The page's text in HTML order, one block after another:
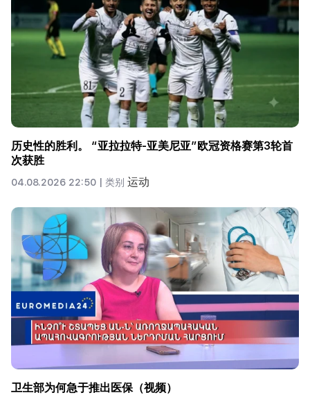
历史性的胜利。 “亚拉拉特-亚美尼亚”欧冠资格赛第3轮首
次获胜
04.08.2026 22:50 | 类别 运动
卫生部为何急于推出医保（视频）